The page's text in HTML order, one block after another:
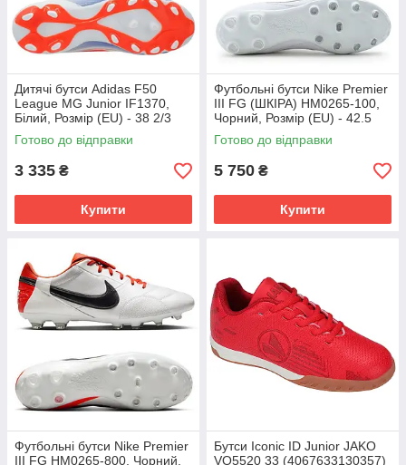
Дитячі бутси Adidas F50
League MG Junior IF1370,
Білий, Розмір (EU) - 38 2/3
Готово до відправки
3 335 ₴
Купити
Футбольні бутси Nike Premier
III FG (ШКІРА) HM0265-100,
Чорний, Розмір (EU) - 42.5
Готово до відправки
5 750 ₴
Купити
Футбольні бутси Nike Premier
III FG HM0265-800, Чорний,
Бутси Iconic ID Junior JAKO
VO5520 33 (4067633130357)